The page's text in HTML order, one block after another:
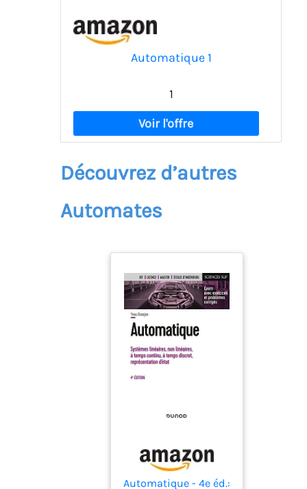
Automatique 1
1
Découvrez d’autres
Automates
Automatique - 4e éd.: